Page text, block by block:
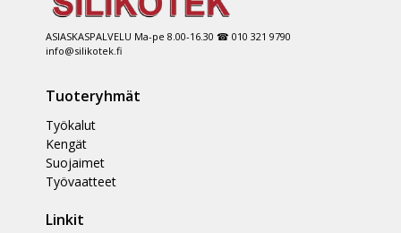
ASIASKASPALVELU Ma-pe 8.00-16.30 ☎ 010 321 9790
info@silikotek.fi
Tuoteryhmät
Työkalut
Kengät
Suojaimet
Työvaatteet
Linkit